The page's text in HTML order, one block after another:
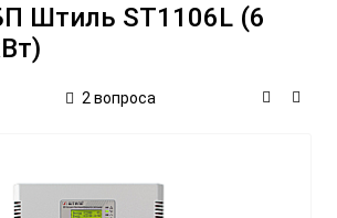
Штиль ST1106L (6
2 вопроса